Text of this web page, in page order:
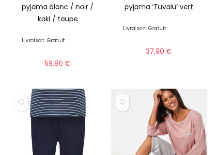
pyjama blanc / noir /
kaki / taupe
Livraison Gratuit
59,90€
pyjama ‘Tuvalu’ vert
Livraison Gratuit
37,90€